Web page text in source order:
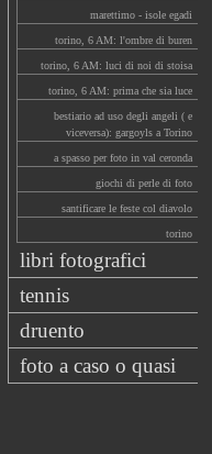
marettimo - isole egadi
torino, 6 AM: l'ombre di buren
torino, 6 AM: luci di noi di stoisa
torino, 6 AM: prima che sia luce
bestiario ad uso degli angeli ( e
viceversa): gargoyls a Torino
a spasso per foto in val ceronda
giochi di perle di foto
santificare le feste col diavolo
torino
libri fotografici
tennis
druento
foto a caso o quasi